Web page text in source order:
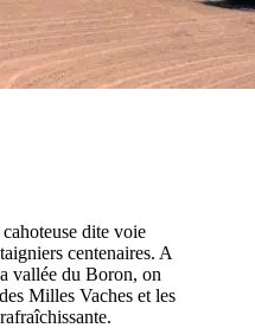
dite voie
centenaires. A
vallée du Boron, on
Milles Vaches et les